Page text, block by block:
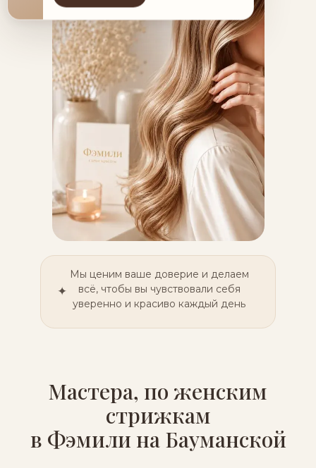
Мы ценим ваше доверие и делаем
всё, чтобы вы чувствовали себя
уверенно и красиво каждый день
✦
Мастера, по женским
стрижкам
в Фэмили на Бауманской